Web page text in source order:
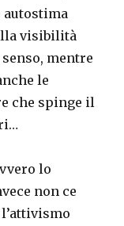
visibilità
mentre
le
che spinge il
lo
non ce